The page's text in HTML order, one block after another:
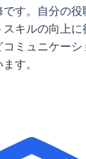
す。自分の
キルの向上に
ミュニケーシ
す。